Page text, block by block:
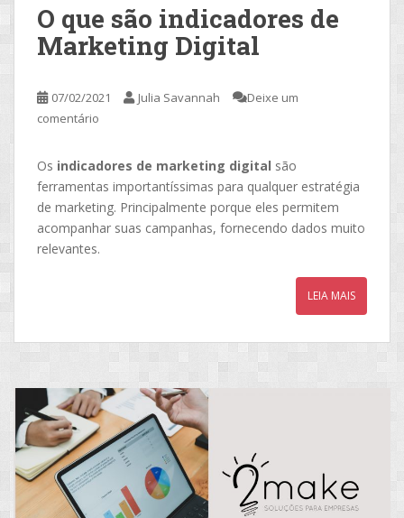
O que são indicadores de
Marketing Digital
07/02/2021 Julia Savannah
Deixe um
comentário
Os indicadores de marketing digital são
ferramentas importantíssimas para qualquer estratégia
de marketing. Principalmente porque eles permitem
acompanhar suas campanhas, fornecendo dados muito
relevantes.
LEIA MAIS